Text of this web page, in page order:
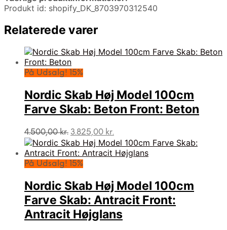
Produkt id: shopify_DK_8703970312540
Relaterede varer
På Udsalg! 15%
Nordic Skab Høj Model 100cm
Farve Skab: Beton Front: Beton
4.500,00kr. Den
oprindelige
pris
var:
3.825,00 kr.
aktuelle
pris
På Udsalg! 15%
Nordic Skab Høj Model 100cm
Farve Skab: Antracit Front:
Antracit Højglans